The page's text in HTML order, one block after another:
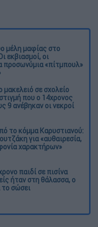
μέλη μαφίας στο
εκβιασμοί, οι
προσωνύμια «πίτμπουλ»
σε σχολείο
που ο 14χρονος
9 ανέβηκαν οι νεκροί
το κόμμα Καρυστιανού:
για «αυθαιρεσία,
χαρακτήρων»
παιδί σε πισίνα
ήταν στη θάλασσα, ο
σώσει